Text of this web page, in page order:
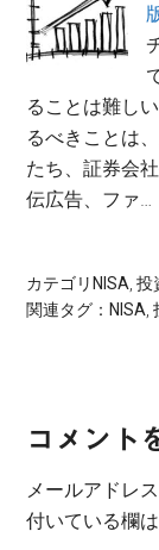
ることは難し
るべきことは
たち、証券会
伝広告、ファ…
カテゴリ NISA ,投
関連タグ： NISA ,
Reader
コメント
メールアドレ
付いている欄